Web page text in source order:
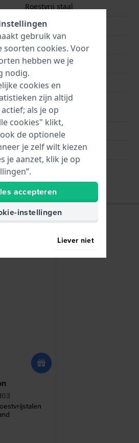
Roestvrij staal
Stainless Steel Bracelet
20 mm
Zilver
Vouwsluiting met
drukknoppen
Zilver
Bandpennen
Nee
gebruik van
soorten cookies. Voor
hebben we je
nodig.
cookies en
zijn altijd
als je op
cookies" klikt,
de optionele
je zelf wilt kiezen
je aanzet, klik je op
accepteren
instellingen
Liever niet